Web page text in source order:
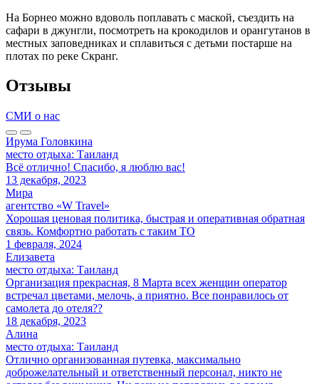
На Борнео можно вдоволь поплавать с маской, съездить на
сафари в джунгли, посмотреть на крокодилов и орангутанов в
местных заповедниках и сплавиться с детьми постарше на
плотах по реке Скранг.
Отзывы
СМИ о нас
Ирума Головкина
место отдыха: Таиланд
Всё отлично! Спасибо, я люблю вас!
13 декабря, 2023
Мира
агентство «W Travel»
Хорошая ценовая политика, быстрая и оперативная обратная
связь. Комфортно работать с таким ТО
1 февраля, 2024
Елизавета
место отдыха: Таиланд
Организация прекрасная, 8 Марта всех женщин оператор
встречал цветами, мелочь, а приятно. Все понравилось от
самолета до отеля??
18 декабря, 2023
Алина
место отдыха: Таиланд
Отлично организованная путевка, максимально
доброжелательный и ответственный персонал, никто не